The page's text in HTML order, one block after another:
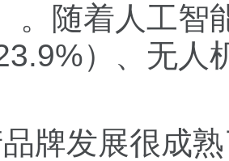
。随着人工
）、无人
发展很成熟